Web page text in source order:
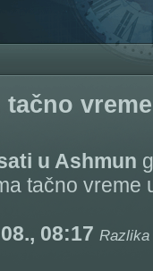
vreme
u Ashmun
tačno vreme
08:17 Razlika